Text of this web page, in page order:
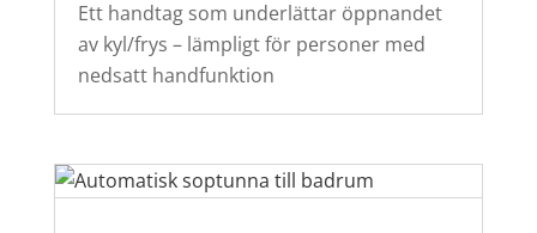
Ett handtag som underlättar öppnandet
av kyl/frys – lämpligt för personer med
nedsatt handfunktion